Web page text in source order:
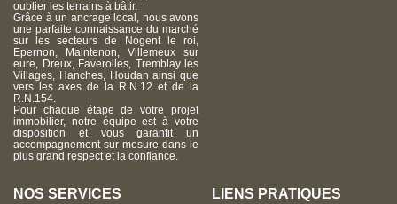
oublier les terrains à bâtir.
Grâce à un ancrage local, nous avons
une parfaite connaissance du marché
sur les secteurs de Nogent le roi,
Epernon, Maintenon, Villemeux sur
eure, Dreux, Faverolles, Tremblay les
Villages, Hanches, Houdan ainsi que
vers les axes de la R.N.12 et de la
R.N.154.
Pour chaque étape de votre projet
immobilier, notre équipe est à votre
disposition et vous garantit un
accompagnement sur mesure dans le
plus grand respect et la confiance.
NOS SERVICES LIENS PRATIQUES